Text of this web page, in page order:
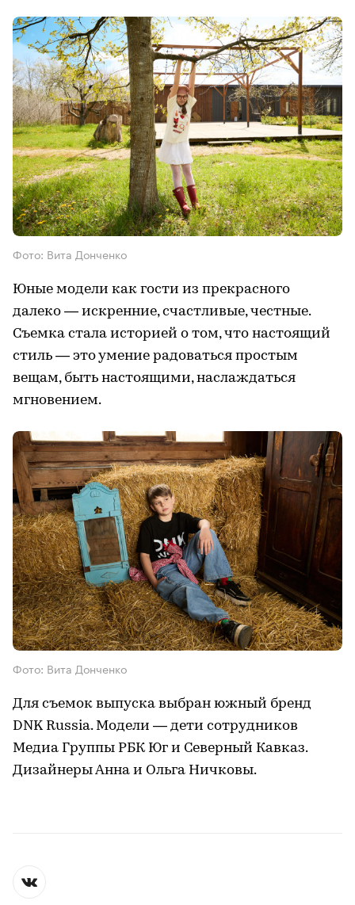
Фото: Вита Донченко
Юные модели как гости из прекрасного
далеко — искренние, счастливые, честные.
Съемка стала историей о том, что настоящий
стиль — это умение радоваться простым
вещам, быть настоящими, наслаждаться
мгновением.
Фото: Вита Донченко
Для съемок выпуска выбран южный бренд
DNK Russia. Модели — дети сотрудников
Медиа Группы РБК Юг и Северный Кавказ.
Дизайнеры Анна и Ольга Ничковы.